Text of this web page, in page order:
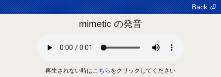
Back ⏎
mimetic の発音
再生されない時はこちら をクリックしてください